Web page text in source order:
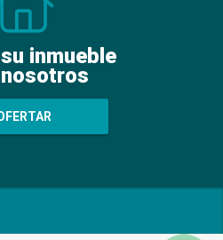
inmueble